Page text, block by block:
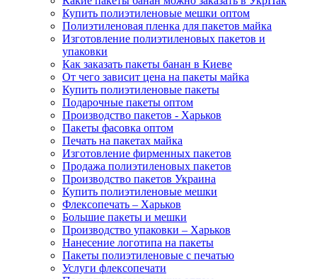
Купить полиэтиленовые мешки оптом
Полиэтиленовая пленка для пакетов майка
Изготовление полиэтиленовых пакетов и
упаковки
Как заказать пакеты банан в Киеве
От чего зависит цена на пакеты майка
Купить полиэтиленовые пакеты
Подарочные пакеты оптом
Производство пакетов - Харьков
Пакеты фасовка оптом
Печать на пакетах майка
Изготовление фирменных пакетов
Продажа полиэтиленовых пакетов
Производство пакетов Украина
Купить полиэтиленовые мешки
Флексопечать – Харьков
Большие пакеты и мешки
Производство упаковки – Харьков
Нанесение логотипа на пакеты
Пакеты полиэтиленовые с печатью
Услуги флексопечати